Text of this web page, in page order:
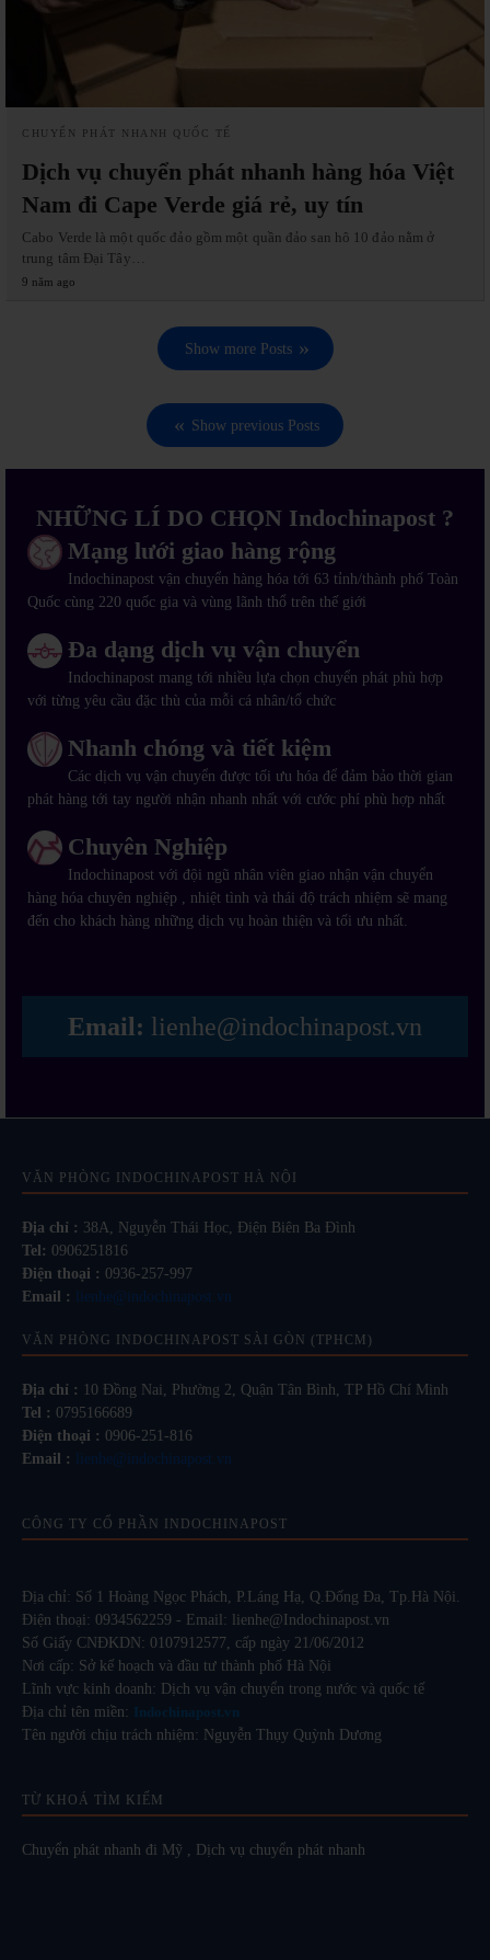
CHUYỂN PHÁT NHANH QUỐC TẾ
Dịch vụ chuyển phát nhanh hàng hóa Việt
Nam đi Cape Verde giá rẻ, uy tín
Cabo Verde là một quốc đảo gồm một quần đảo san hô 10 đảo nằm ở
trung tâm Đại Tây…
9 năm ago
Show more Posts
Show previous Posts
NHỮNG LÍ DO CHỌN Indochinapost ?
Mạng lưới giao hàng rộng
Indochinapost vận chuyển hàng hóa tới 63 tỉnh/thành phố Toàn
Quốc cùng 220 quốc gia và vùng lãnh thổ trên thế giới
Đa dạng dịch vụ vận chuyển
Indochinapost mang tới nhiều lựa chọn chuyển phát phù hợp
với từng yêu cầu đặc thù của mỗi cá nhân/tổ chức
Nhanh chóng và tiết kiệm
Các dịch vụ vận chuyển được tối ưu hóa để đảm bảo thời gian
phát hàng tới tay người nhận nhanh nhất với cước phí phù hợp nhất
Chuyên Nghiệp
Indochinapost với đội ngũ nhân viên giao nhận vận chuyển
hàng hóa chuyên nghiệp , nhiệt tình và thái độ trách nhiệm sẽ mang
đến cho khách hàng những dịch vụ hoàn thiện và tối ưu nhất.
Email: lienhe@indochinapost.vn
VĂN PHÒNG INDOCHINAPOST HÀ NỘI
Địa chỉ : 38A, Nguyễn Thái Học, Điện Biên Ba Đình
Tel: 0906251816
Điện thoại : 0936-257-997
Email :
lienhe@indochinapost.vn
VĂN PHÒNG INDOCHINAPOST SÀI GÒN (TPHCM)
Địa chỉ : 10 Đồng Nai, Phường 2, Quận Tân Bình, TP Hồ Chí Minh
Tel : 0795166689
Điện thoại : 0906-251-816
Email :
lienhe@indochinapost.vn
CÔNG TY CỔ PHẦN INDOCHINAPOST
Địa chỉ: Số 1 Hoàng Ngọc Phách, P.Láng Hạ, Q.Đống Đa, Tp.Hà Nội.
Điện thoại: 0934562259 - Email: lienhe@Indochinapost.vn
Số Giấy CNĐKDN: 0107912577, cấp ngày 21/06/2012
Nơi cấp: Sở kế hoạch và đầu tư thành phố Hà Nội
Lĩnh vực kinh doanh: Dịch vụ vận chuyển trong nước và quốc tế
Địa chỉ tên miền: Indochinapost.vn
Tên người chịu trách nhiệm: Nguyễn Thụy Quỳnh Dương
TỪ KHOÁ TÌM KIẾM
Chuyển phát nhanh đi Mỹ Dịch vụ chuyển phát nhanh